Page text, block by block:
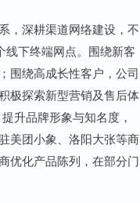
，深耕渠道网络建设，不
线下终端网点。围绕新客
围绕高成长性客户，公司
极探索新型营销及售后体
升品牌形象与知名度，
美团小象、洛阳大张等商
优化产品陈列，在部分门